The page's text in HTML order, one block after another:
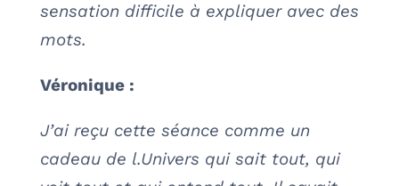
sensation difficile à expliquer avec des
mots.
Véronique :
J’ai reçu cette séance comme un
cadeau de l.Univers qui sait tout, qui